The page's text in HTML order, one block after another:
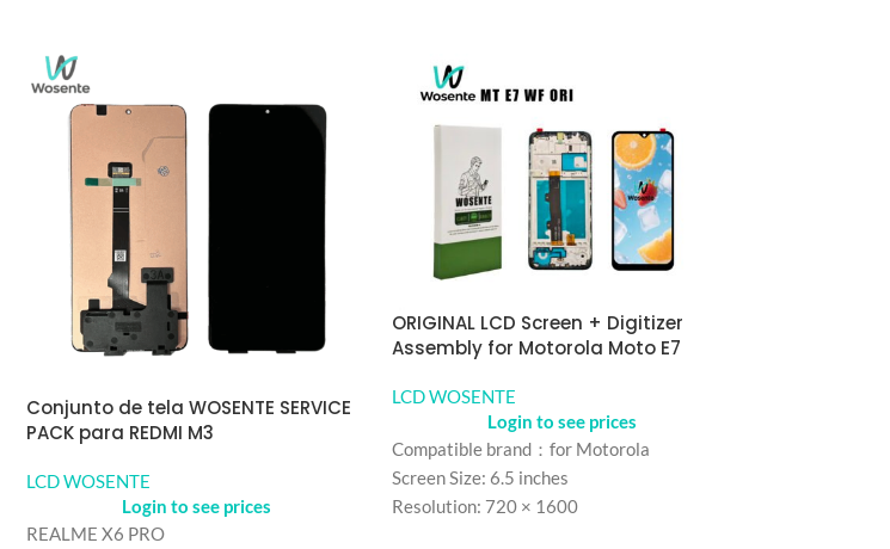
Conjunto de tela WOSENTE SERVICE
PACK para REDMI M3
LCD WOSENTE
Login to see prices
REALME X6 PRO
ORIGINAL LCD Screen + Digitizer
Assembly for Motorola Moto E7
LCD WOSENTE
Login to see prices
Compatible brand：for Motorola
Screen Size: 6.5 inches
Resolution: 720 × 1600